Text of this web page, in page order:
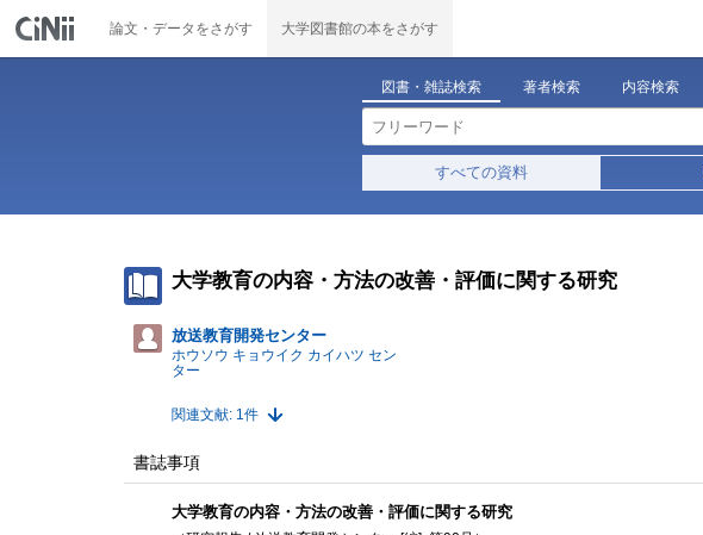
論文・データをさがす 大学図書館の本をさがす
図書・雑誌検索 著者検索 内容検索
すべての資料
大学教育の内容・方法の改善・評価に関する研究
放送教育開発センター
ホウソウ キョウイク カイハツ セン
ター
関連文献: 1件
書誌事項
大学教育の内容・方法の改善・評価に関する研究